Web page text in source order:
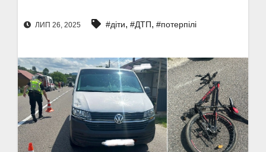
ЛИП 26, 2025 #діти, #ДТП, #потерпілі